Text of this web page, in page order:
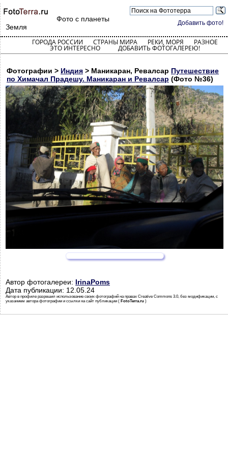
Добавить фото!
Фото с планеты
Земля
ГОРОДА РОССИИ СТРАНЫ МИРА РЕКИ, МОРЯ РАЗНОЕ
ЭТО ИНТЕРЕСНО ДОБАВИТЬ ФОТОГАЛЕРЕЮ!
Фотографии > Индия > Маникаран, Ревалсар Путешествие
по Химачал Прадешу. Маникаран и Ревалсар (Фото №36)
Автор фотогалереи: IrinaPoms
Дата публикации: 12.05.24
Автор в профиле разрешил использование своих фотографий на правах Creative Commons 3.0, без модификации, с
указанием автора фотографии и ссылки на сайт публикации ( FotoTerra.ru )